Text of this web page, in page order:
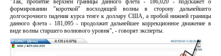
"Так, пробитие верхней границы данного флета - 186,020 - подскажет о
формировании "короткой" восходящей волны в сторону дальнейшего
долгосрочного падения курса тенге к доллару США, а пробой нижней границы
данного флета - 181,095 - продолжит дальнейшее коррекционное движение в
виде волны старшего волнового уровня", - говорят эксперты.